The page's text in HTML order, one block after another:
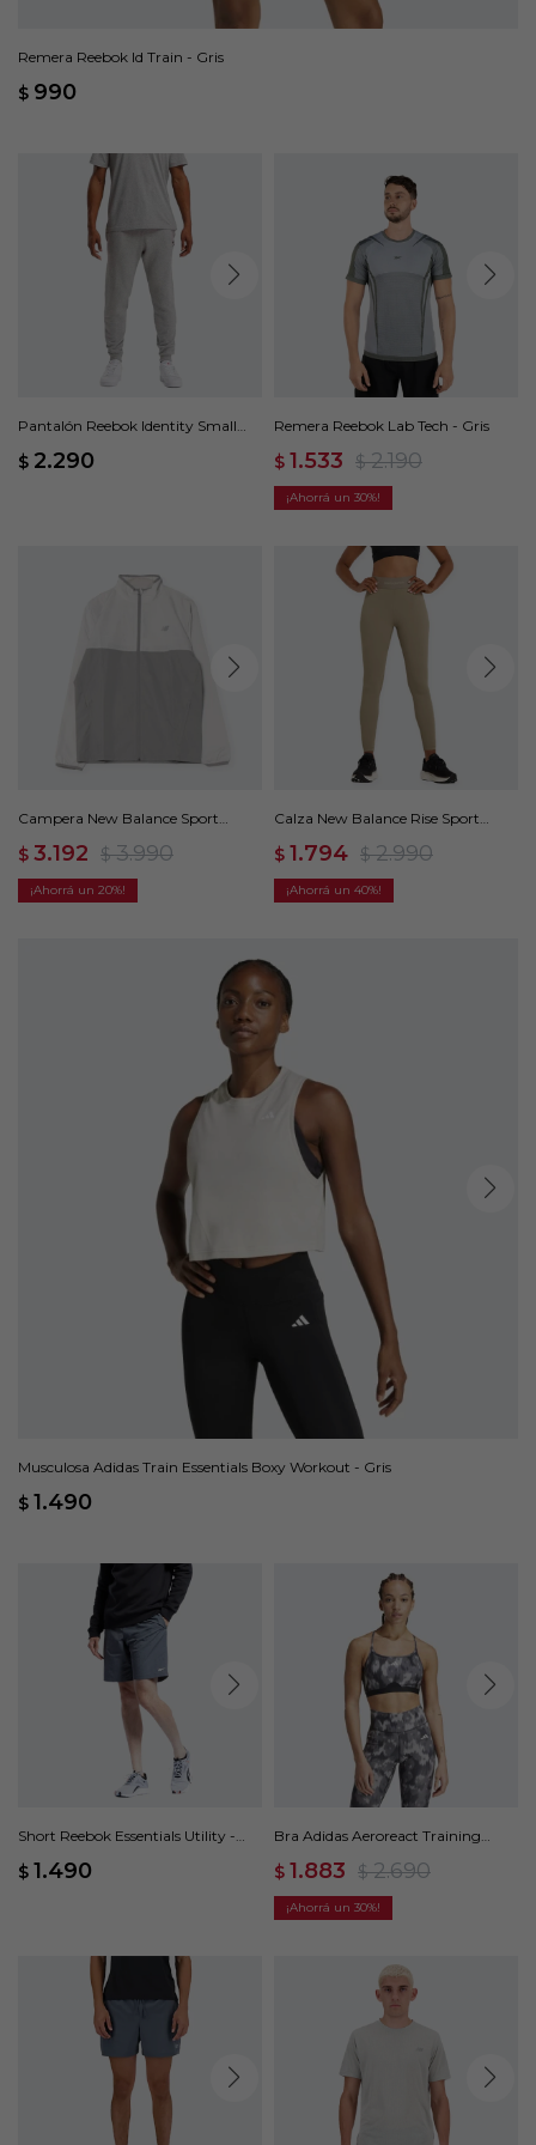
Remera Reebok Id Train - Gris
$ 990
Pantalón Reebok Identity Small
$ 2.290
Remera Reebok Lab Tech - Gris
$ 1.533 $ 2.190
30
Campera New Balance Sport
$ 3.192 $ 3.990
20
Calza New Balance Rise Sport
$ 1.794 $ 2.990
40
Musculosa Adidas Train Essentials Boxy Workout - Gris
$ 1.490
Short Reebok Essentials Utility -
$ 1.490
Bra Adidas Aeroreact Training
$ 1.883 $ 2.690
30